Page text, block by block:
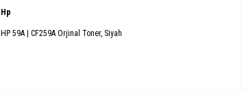
Hp
HP 59A | CF259A Orjinal Toner, Siyah